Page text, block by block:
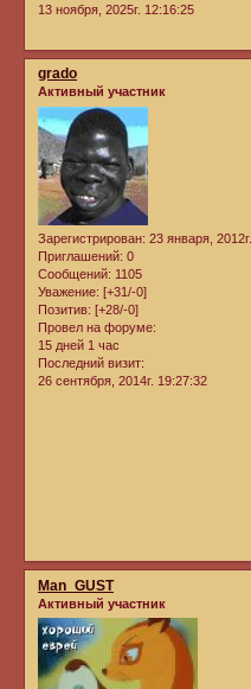
13 ноября, 2025г. 12:16:25
grado
Активный участник
Зарегистрирован: 23 января, 2012г.
Приглашений: 0
Сообщений: 1105
Уважение: [+31/-0]
Позитив: [+28/-0]
Провел на форуме:
15 дней 1 час
Последний визит:
26 сентября, 2014г. 19:27:32
Man_GUST
Активный участник